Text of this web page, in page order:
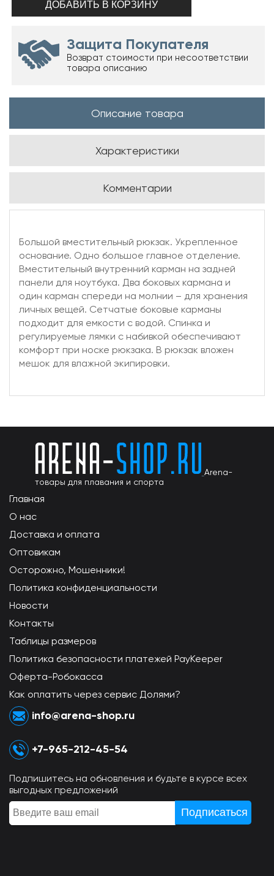
Защита Покупателя
Возврат стоимости при несоответствии
товара описанию
Описание товара
Характеристики
Комментарии
Большой вместительный рюкзак. Укрепленное
основание. Одно большое главное отделение.
Вместительный внутренний карман на задней
панели для ноутбука. Два боковых кармана и
один карман спереди на молнии – для хранения
личных вещей. Сетчатые боковые карманы
подходит для емкости с водой. Спинка и
регулируемые лямки с набивкой обеспечивают
комфорт при носке рюкзака. В рюкзак вложен
мешок для влажной экипировки.
Arena-
товары для плавания и спорта
Главная
О нас
Доставка и оплата
Оптовикам
Осторожно, Мошенники!
Политика конфиденциальности
Новости
Контакты
Таблицы размеров
Политика безопасности платежей PayKeeper
Оферта-Робокасса
Как оплатить через сервис Долями?
info@arena-shop.ru
+7-965-212-45-54
Подпишитесь на обновления и будьте в курсе всех
выгодных предложений